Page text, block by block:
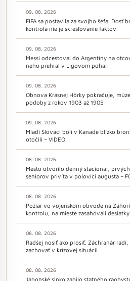
09. 08. 2026
FIFA sa postavila za svojho šéfa. Dosť
kontrola nie je skresľovanie faktov
09. 08. 2026
Messi odcestoval do Argentíny na
neho prehral v Ligovom pohári
09. 08. 2026
Obnova Krásnej Hôrky pokračuje,
podoby z rokov 1903 až 1905
09. 08. 2026
Mladí Slováci boli v Kanade blízko
otočili – VIDEO
08. 08. 2026
Mesto otvorilo denný stacionár,
seniorov privíta v polovici augusta –
08. 08. 2026
Požiar vo vojenskom obvode na
kontrolu, na mieste zasahovali desiatky
08. 08. 2026
Radšej nosiť ako prosiť. Záchranár
zachovať v krízovej situácii
08. 08. 2026
Japonské slnko zabilo statného